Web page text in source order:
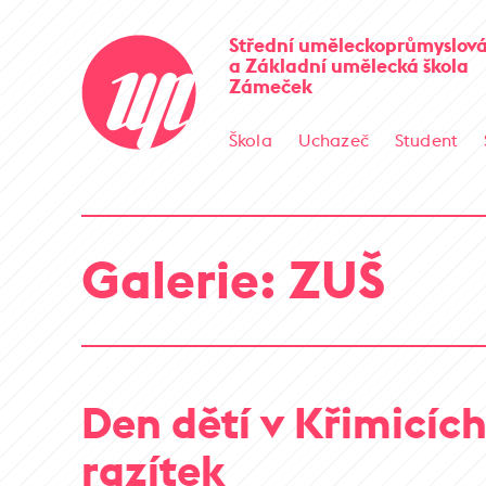
Střední
a Základní umělecká škola
Zámeček
Škola Uchazeč Student
Galerie: ZUŠ
Den dětí v
razítek